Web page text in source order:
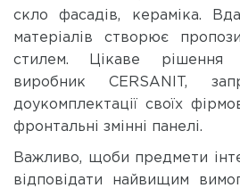
скло фасадів, кераміка.
матеріалів створює
стилем. Цікаве рішення
виробник CERSANIT,
доукомплектації своїх
фронтальні змінні панелі.
Важливо, щоби предмети
відповідати найвищим